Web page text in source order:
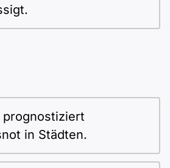
prognostiziert
in Städten.